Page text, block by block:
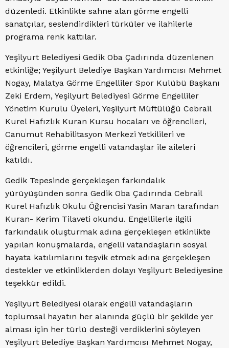
düzenledi. Etkinlikte sahne alan görme engelli
sanatçılar, seslendirdikleri türküler ve ilahilerle
programa renk kattılar.
Yeşilyurt Belediyesi Gedik Oba Çadırında düzenlenen
etkinliğe; Yeşilyurt Belediye Başkan Yardımcısı Mehmet
Nogay, Malatya Görme Engelliler Spor Kulübü Başkanı
Zeki Erdem, Yeşilyurt Belediyesi Görme Engelliler
Yönetim Kurulu Üyeleri, Yeşilyurt Müftülüğü Cebrail
Kurel Hafızlık Kuran Kursu hocaları ve öğrencileri,
Canumut Rehabilitasyon Merkezi Yetkilileri ve
öğrencileri, görme engelli vatandaşlar ile aileleri
katıldı.
Gedik Tepesinde gerçekleşen farkındalık
yürüyüşünden sonra Gedik Oba Çadırında Cebrail
Kurel Hafızlık Okulu Öğrencisi Yasin Maran tarafından
Kuran- Kerim Tilaveti okundu. Engellilerle ilgili
farkındalık oluşturmak adına gerçekleşen etkinlikte
yapılan konuşmalarda, engelli vatandaşların sosyal
hayata katılımlarını teşvik etmek adına gerçekleşen
destekler ve etkinliklerden dolayı Yeşilyurt Belediyesine
teşekkür edildi.
Yeşilyurt Belediyesi olarak engelli vatandaşların
toplumsal hayatın her alanında güçlü bir şekilde yer
alması için her türlü desteği verdiklerini söyleyen
Yeşilyurt Belediye Başkan Yardımcısı Mehmet Nogay,